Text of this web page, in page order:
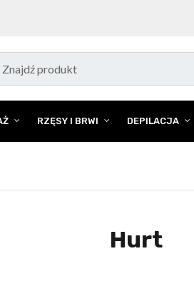
RZĘSY I BRWI DEPILACJA
Hurt